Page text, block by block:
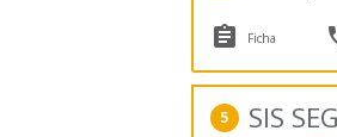
 Ficha
5 SIS